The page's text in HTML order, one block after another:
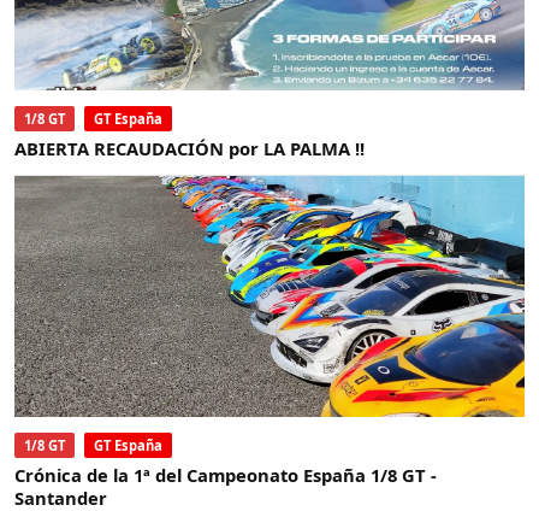
1/8 GT GT España
ABIERTA RECAUDACIÓN por LA PALMA !!
1/8 GT GT España
Crónica de la 1ª del Campeonato España 1/8 GT -
Santander